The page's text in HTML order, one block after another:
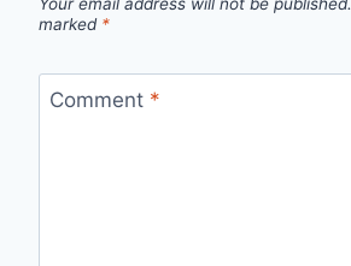
marked *
Comment *